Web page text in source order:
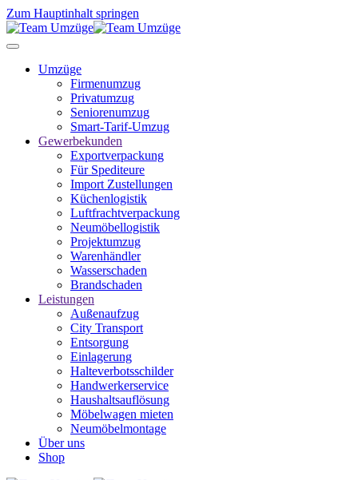
Zum Hauptinhalt springen
Umzüge
Firmenumzug
Privatumzug
Seniorenumzug
Smart-Tarif-Umzug
Gewerbekunden
Exportverpackung
Für Spediteure
Import Zustellungen
Küchenlogistik
Luftfrachtverpackung
Neumöbellogistik
Projektumzug
Warenhändler
Wasserschaden
Brandschaden
Leistungen
Außenaufzug
City Transport
Entsorgung
Einlagerung
Halteverbotsschilder
Handwerkerservice
Haushaltsauflösung
Möbelwagen mieten
Neumöbelmontage
Über uns
Shop